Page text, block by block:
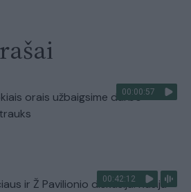
00:00:57
orais užbaigsime darbo
00:42:12
ir Ž Pavilionio diskusija: Rusija